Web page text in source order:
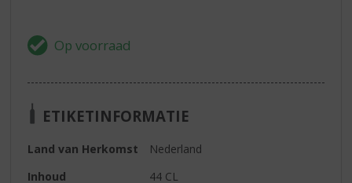
ETIKETINFORMATIE
Land van Herkomst
Nederland
Inhoud
44 CL